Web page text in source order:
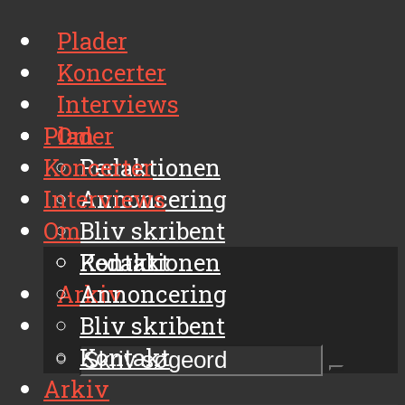
Plader
Koncerter
Interviews
Om
Redaktionen
Annoncering
Bliv skribent
Kontakt
Arkiv
Plader
Koncerter
Interviews
Om
Redaktionen
Annoncering
Bliv skribent
Kontakt
Arkiv